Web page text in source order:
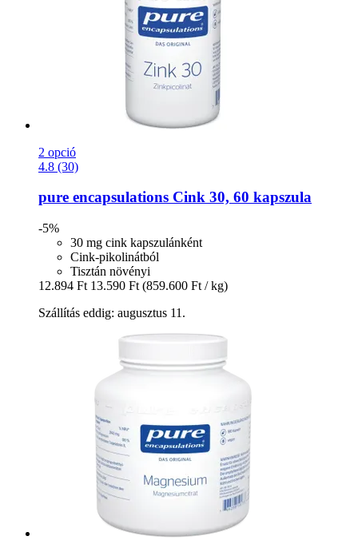
2 opció
4.8 (30)
pure encapsulations Cink 30, 60 kapszula
-5%
30 mg cink kapszulánként
Cink-pikolinátból
Tisztán növényi
12.894 Ft 13.590 Ft (859.600 Ft / kg)
Szállítás eddig: augusztus 11.